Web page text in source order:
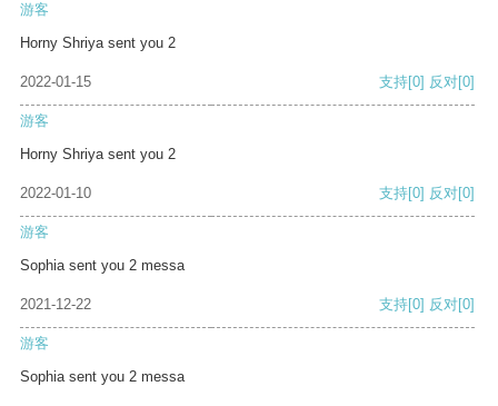
游客
Horny Shriya sent you 2
2022-01-15 支持[0] 反对[0]
游客
Horny Shriya sent you 2
2022-01-10 支持[0] 反对[0]
游客
Sophia sent you 2 messa
2021-12-22 支持[0] 反对[0]
游客
Sophia sent you 2 messa